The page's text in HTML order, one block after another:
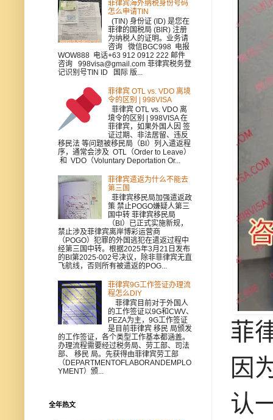
菲
因
认
菲律宾海外纳税身份号码
怎么申请TIN
(TIN) 身份证 (ID) 是您在
菲律的国税局 (BIR) 注册
为纳税人的证明。业务请
咨询 微信BGC998 电报
WOW888 电话+63 912 0912 222 邮件
咨询 998visa@gmail.com 菲律宾税务登
记识别号TIN ID 国际 版...
菲律宾 OTL vs. VDO 离境
令的区别 | 998VISA
菲律宾 OTL vs. VDO 离
境令的区别 | 998VISA 在
菲律宾，如果外国人因 签
证过期、非法居留、违反
移民法 等问题被移民局（BI）列入遣返程
序，通常会涉及 OTL（Order to Leave）
和 VDO（Voluntary Deportation Or...
菲律宾遣返为什么不能去
第三国
菲律宾移民局加强遣返政
策 禁止POGO嫌疑人第三
国中转 菲律宾移民局
（BI）已正式实施新规，
禁止涉及菲律宾离岸博彩运营商
（POGO）犯罪的外国逃犯在遣返过程中
经第三国中转。根据2025年3月21日发布
的BI第2025-002号决议，除非菲律宾无直
飞航线，否则所有被遣返的POG...
菲律宾9G工作签证办理流
程怎么DIY
菲律宾目前对于外国人
的工作签证以9G和CWV、
PEZA为主，9G工作签证
是目前菲律宾 移民 局颁发
的工作签证，各个类型工作基本都涵盖。
办理流程需要经过税务局、劳工部、司法
部、 移民 局。先获得由菲律宾劳工部
（DEPARTMENTOFLABORANDEMPLO
YMENT）颁...
全年热文